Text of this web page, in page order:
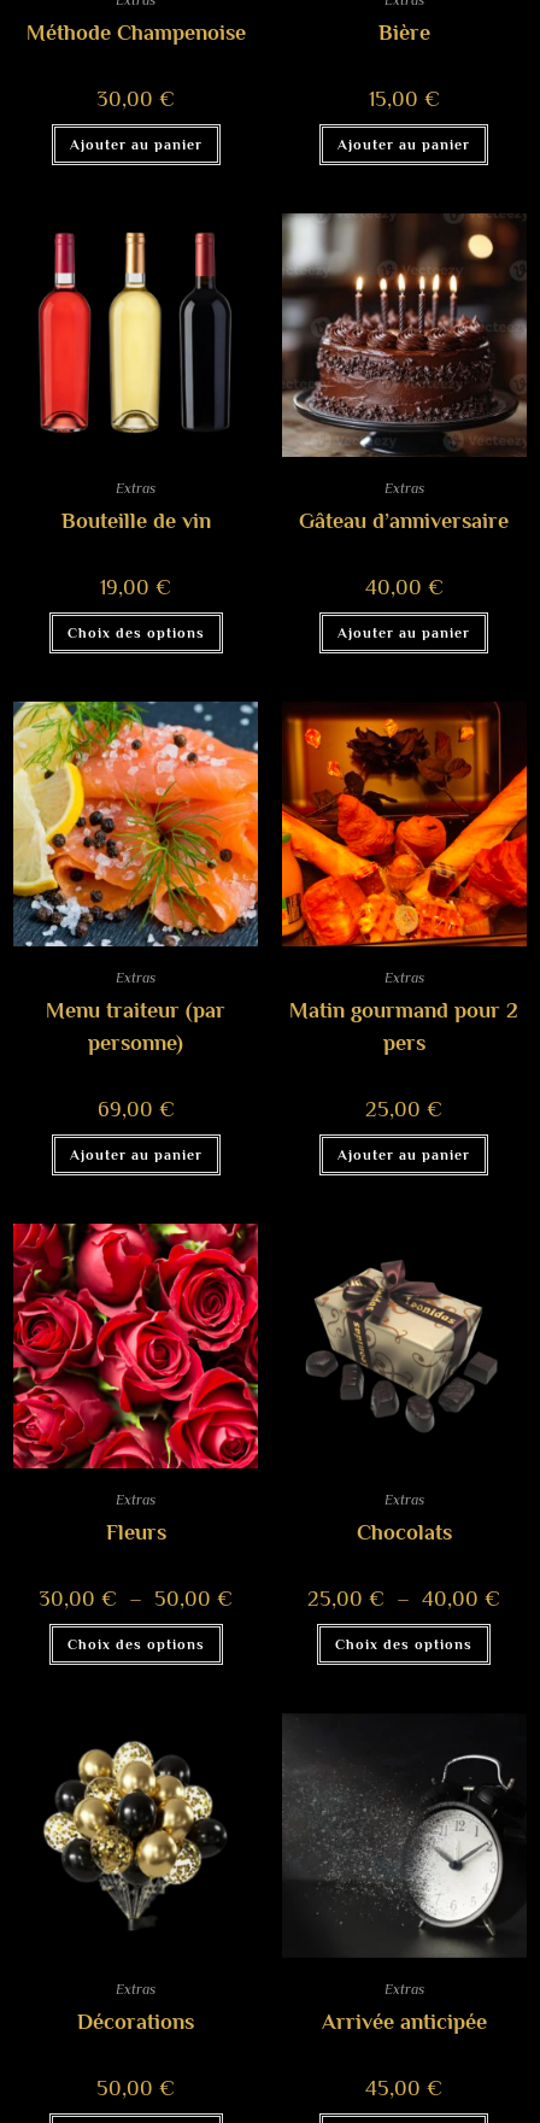
Méthode Champenoise
30,00€
Ajouter au panier
Bière
15,00 €
Ajouter au panier
Extras
Bouteille de vin
19,00€
Choix des options
Extras
Gâteau d’anniversaire
40,00 €
Ajouter au panier
Extras
Menu traiteur (par
personne)
69,00 €
Ajouter au panier
Extras
Matin gourmand pour 2
pers
25,00€
Ajouter au panier
Extras
Fleurs
30,00€ – 50,00€
Choix des options
Extras
Chocolats
25,00€ – 40,00€
Choix des options
Extras
Décorations
50,00€
Extras
Arrivée anticipée
45,00€